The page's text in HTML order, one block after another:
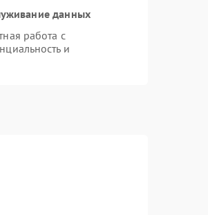
данных
работа с
и